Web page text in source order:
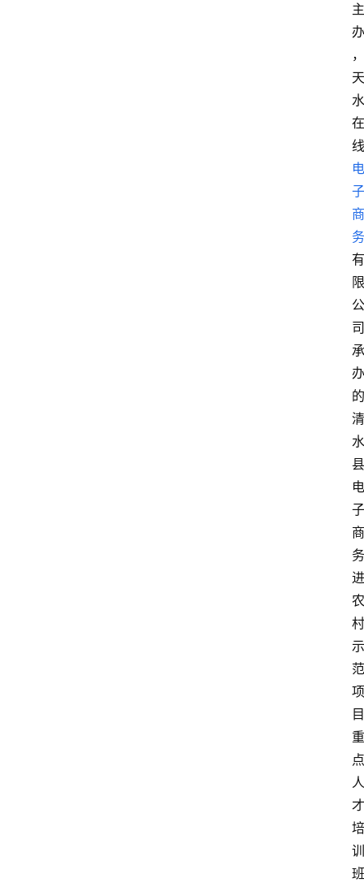
主
办
，
天
水
在
线
电
子
商
务
有
限
公
司
承
办
的
清
水
县
电
子
商
务
进
农
村
示
范
项
目
重
点
人
才
培
训
班